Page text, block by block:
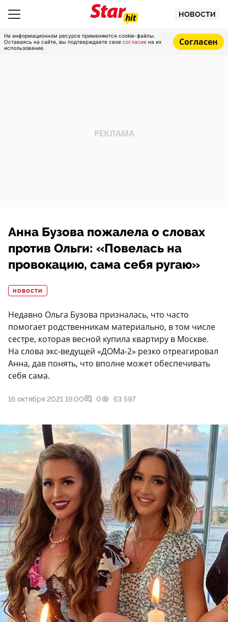
НОВОСТИ
На информационном ресурсе применяются cookie-файлы.
Оставаясь на сайте, вы подтверждаете свое согласие на их
использование.
Согласен
Анна Бузова пожалела о словах
против Ольги: «Повелась на
провокацию, сама себя ругаю»
НОВОСТИ
Недавно Ольга Бузова призналась, что часто
помогает родственникам материально, в том числе
сестре, которая весной купила квартиру в Москве.
На слова экс-ведущей «ДОМа-2» резко отреагировал
Анна, дав понять, что вполне может обеспечивать
себя сама.
16 октября 2021 19:00 0 63 597